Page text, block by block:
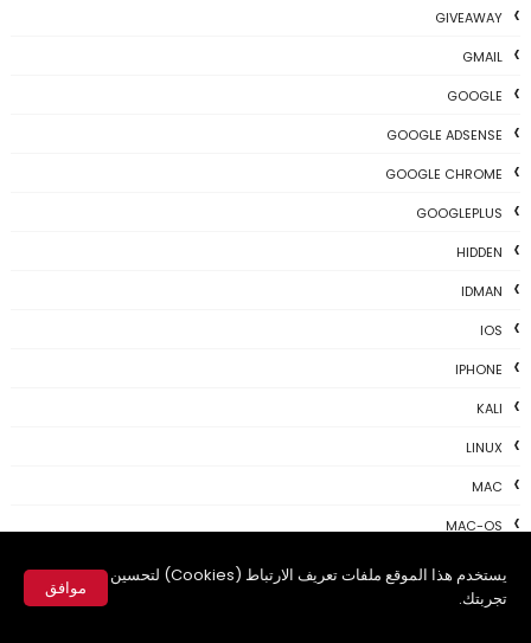
يستخدم هذا الموقع ملفات تعريف الارتباط (Cookies) لتحسين
تجربتك.
موافق
GIVEAWAY
GMAIL
GOOGLE
GOOGLE ADSENSE
GOOGLE CHROME
GOOGLEPLUS
HIDDEN
IDMAN
IOS
IPHONE
KALI
LINUX
MAC
MAC-OS
MICROSOFT